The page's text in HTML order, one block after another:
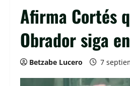
Afirma Cortés
Obrador siga
Betzabe Lucero 7